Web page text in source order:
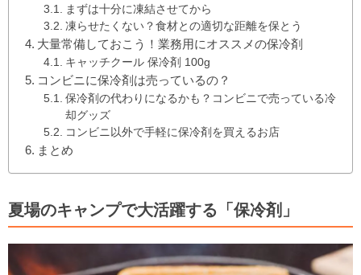
まずは十分に凍結させてから
凍らせたくない？食材との適切な距離を保とう
大量常備しておこう！業務用にオススメの保冷剤
キャッチクール 保冷剤 100g
コンビニに保冷剤は売っているの？
保冷剤の代わりになるかも？コンビニで売っている冷
却グッズ
コンビニ以外で手軽に保冷剤を買えるお店
まとめ
夏場のキャンプで大活躍する「保冷剤」